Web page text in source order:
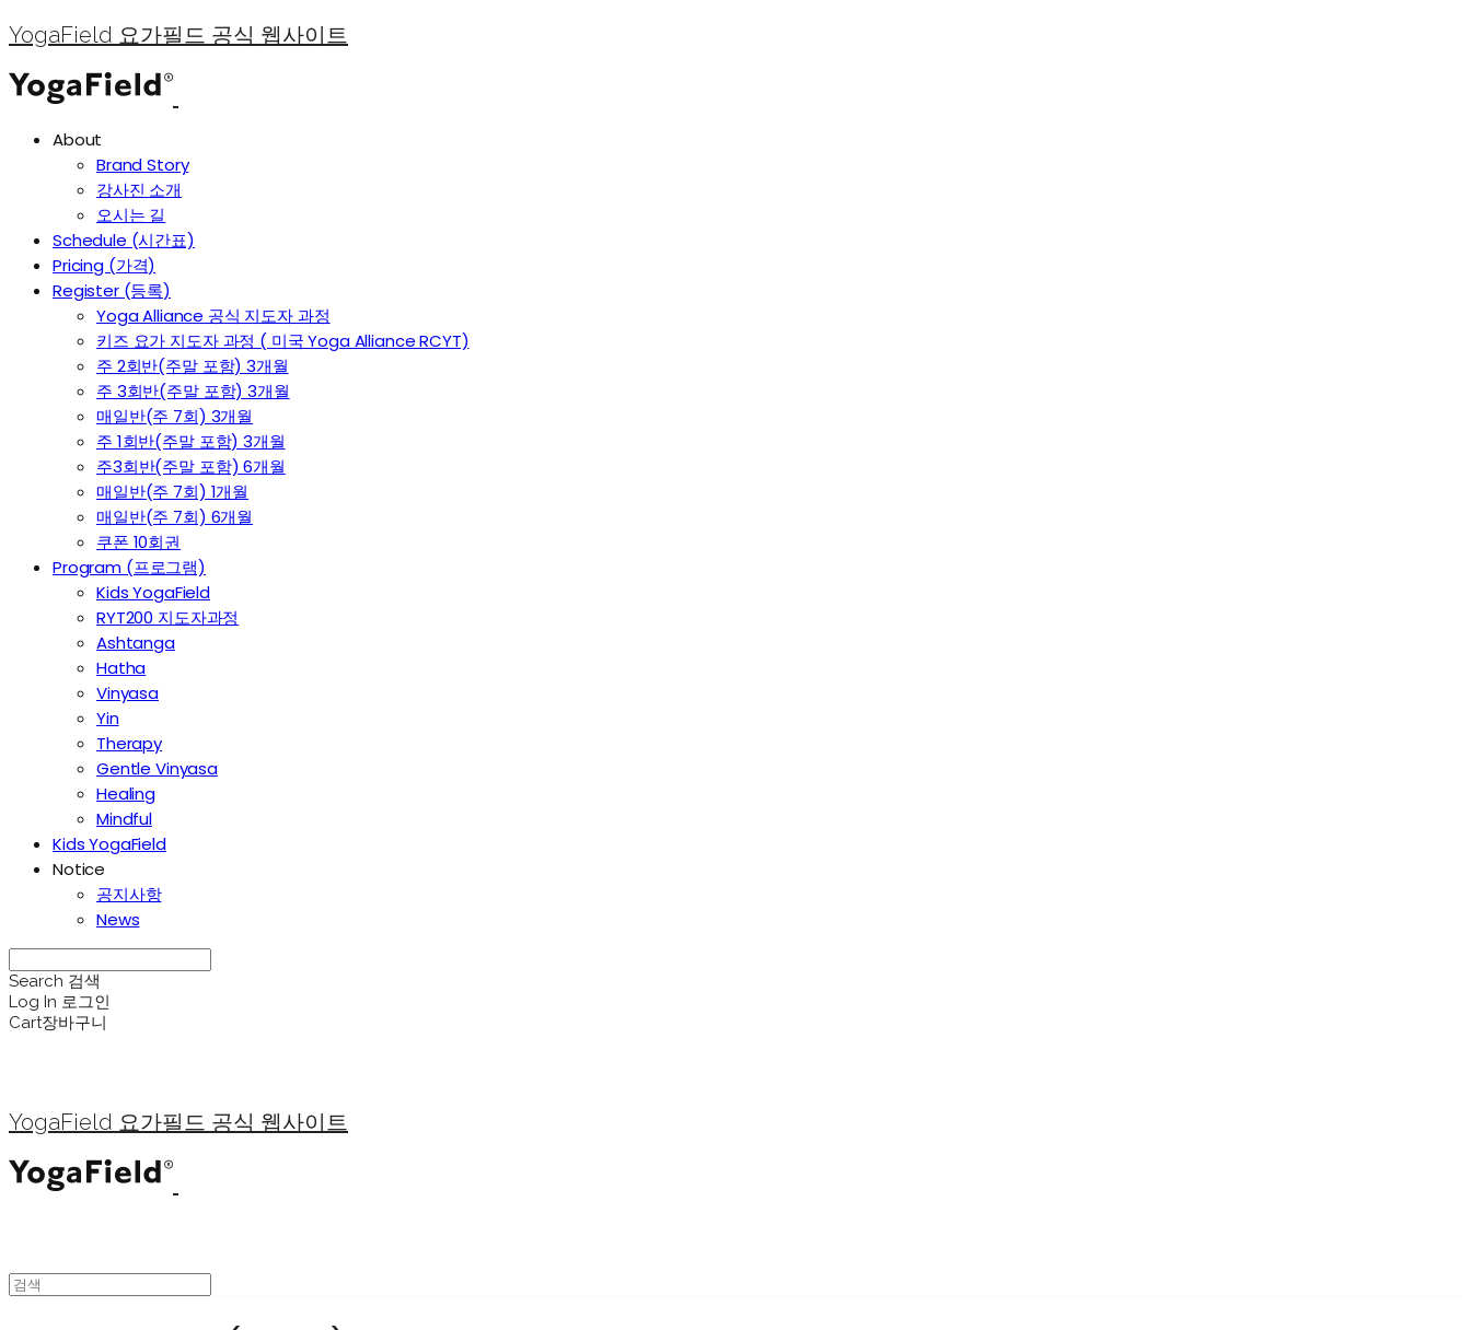
YogaField 요가필드 공식 웹사이트
About
Brand Story
강사진 소개
오시는 길
Schedule (시간표)
Pricing (가격)
Register (등록)
Yoga Alliance 공식 지도자 과정
키즈 요가 지도자 과정 ( 미국 Yoga Alliance RCYT)
주 2회반(주말 포함) 3개월
주 3회반(주말 포함) 3개월
매일반(주 7회) 3개월
주 1회반(주말 포함) 3개월
주3회반(주말 포함) 6개월
매일반(주 7회) 1개월
매일반(주 7회) 6개월
쿠폰 10회권
Program (프로그램)
Kids YogaField
RYT200 지도자과정
Ashtanga
Hatha
Vinyasa
Yin
Therapy
Gentle Vinyasa
Healing
Mindful
Kids YogaField
Notice
공지사항
News
Search 검색
Log In 로그인
Cart장바구니
YogaField 요가필드 공식 웹사이트